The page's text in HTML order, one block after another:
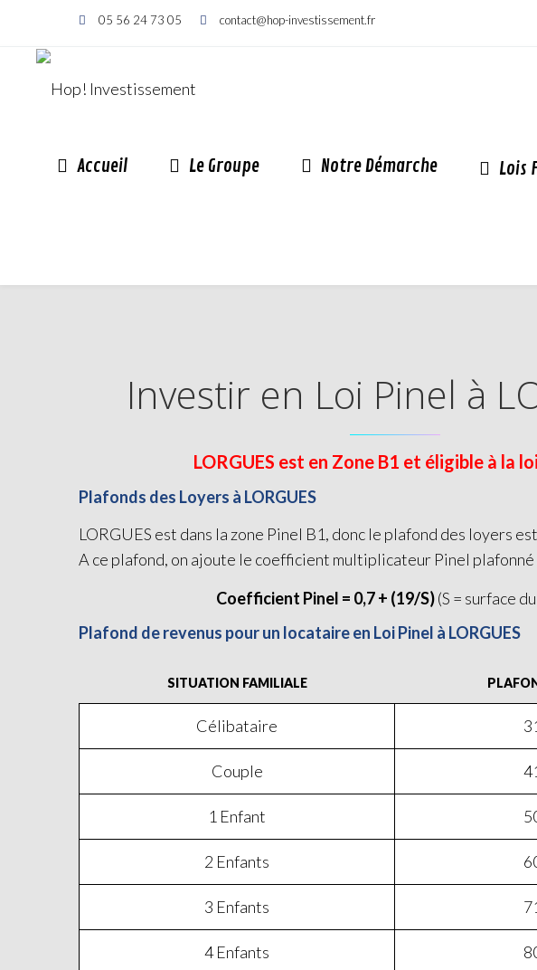
05 56 24 73 05 contact@hop-investissement.fr
Accueil Le Groupe Notre Démarche Lois
Investir en Loi Pinel à
LORGUES est en Zone B1 et éligible à la
Plafonds des Loyers à LORGUES
LORGUES est dans la zone Pinel B1, donc le plafond des loyers
A ce plafond, on ajoute le coefficient multiplicateur Pinel plafonné
Coefficient Pinel = 0,7 + (19/S)(S = surface
Plafond de revenus pour un locataire en Loi Pinel à LORGUES
SITUATION FAMILIALE
Célibataire
Couple
1 Enfant
2 Enfants
3 Enfants
4 Enfants